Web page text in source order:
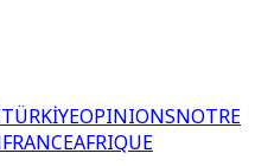
TÜRKİYEOPINIONSNOTRE
FRANCEAFRIQUE